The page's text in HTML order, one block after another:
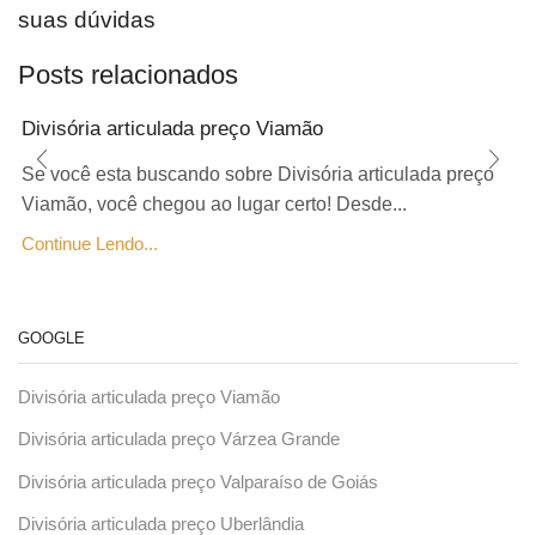
suas dúvidas
Posts relacionados
Divisória articulada preço Viamão
Se você esta buscando sobre Divisória articulada preço
Viamão, você chegou ao lugar certo! Desde...
Continue Lendo...
GOOGLE
Divisória articulada preço Viamão
Divisória articulada preço Várzea Grande
Divisória articulada preço Valparaíso de Goiás
Divisória articulada preço Uberlândia